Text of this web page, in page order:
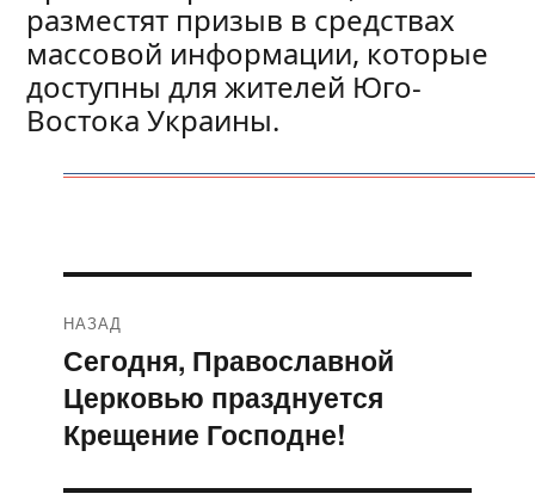
разместят призыв в средствах
массовой информации, которые
доступны для жителей Юго-
Востока Украины.
по
записям
НАЗАД
Предыдущая
запись:
Сегодня, Православной
Церковью празднуется
Крещение Господне!